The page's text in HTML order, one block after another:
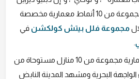
جروب"، وذلك لتقديم مجموعة من 10 أنماط معمارية مخصصة
مجموعة فلل بيتش كولكشن في
.
وابتكرت الشركات المعمارية مجموعة من 10 منازل مستوحاة من
البحرية ومشهد المدينة النابض